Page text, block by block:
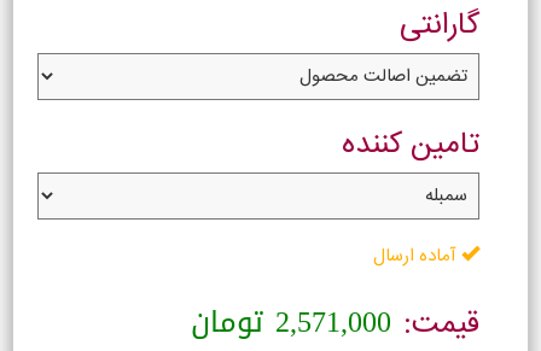
گارانتی
تامین کننده
آماده ارسال
قیمت: 2,571,000 تومان